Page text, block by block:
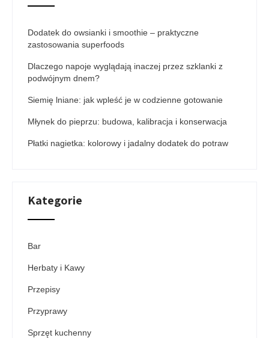
Dodatek do owsianki i smoothie – praktyczne
zastosowania superfoods
Dlaczego napoje wyglądają inaczej przez szklanki z
podwójnym dnem?
Siemię lniane: jak wpleść je w codzienne gotowanie
Młynek do pieprzu: budowa, kalibracja i konserwacja
Płatki nagietka: kolorowy i jadalny dodatek do potraw
Kategorie
Bar
Herbaty i Kawy
Przepisy
Przyprawy
Sprzęt kuchenny